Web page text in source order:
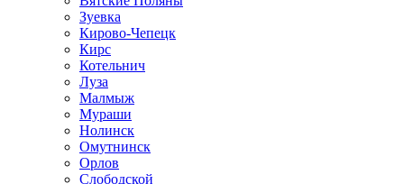
Зуевка
Кирово-Чепецк
Кирс
Котельнич
Луза
Малмыж
Мураши
Нолинск
Омутнинск
Орлов
Слободской